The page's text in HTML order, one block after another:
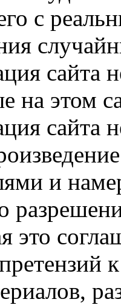
с
сайта
на этом
сайта
и
это